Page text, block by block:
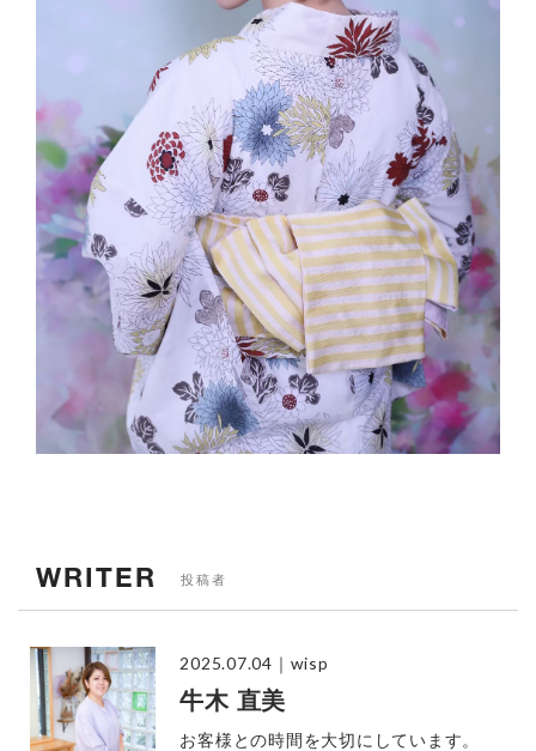
WRITER 投稿者
2025.07.04 ｜wisp
牛木 直美
お客様との時間を大切にしています。